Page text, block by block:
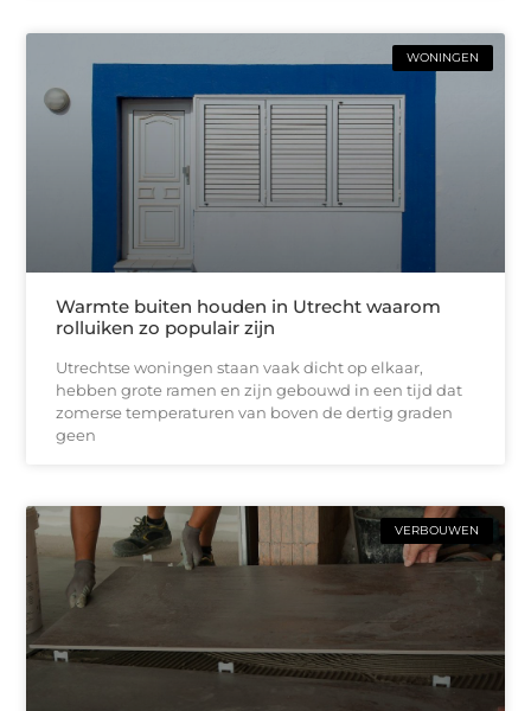
WONINGEN
Warmte buiten houden in Utrecht waarom
rolluiken zo populair zijn
Utrechtse woningen staan vaak dicht op elkaar,
hebben grote ramen en zijn gebouwd in een tijd dat
zomerse temperaturen van boven de dertig graden
geen
VERBOUWEN